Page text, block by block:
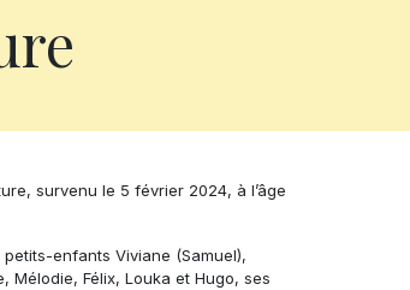
survenu le 5 février 2024, à l’âge
enfants Viviane (Samuel),
Mélodie, Félix, Louka et Hugo, ses